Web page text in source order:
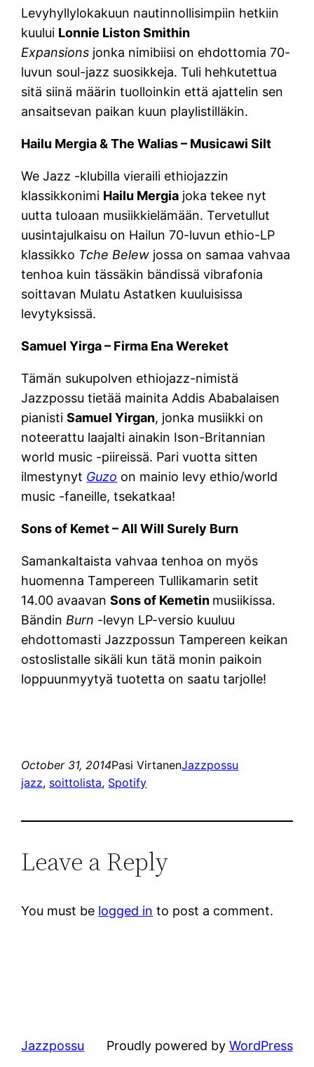
Levyhyllylokakuun nautinnollisimpiin hetkiin
kuului Lonnie Liston Smithin
Expansions jonka nimibiisi on ehdottomia 70-
luvun soul-jazz suosikkeja. Tuli hehkutettua
sitä siinä määrin tuolloinkin että ajattelin sen
ansaitsevan paikan kuun playlistilläkin.
Hailu Mergia & The Walias – Musicawi Silt
We Jazz -klubilla vieraili ethiojazzin
klassikkonimi Hailu Mergia joka tekee nyt
uutta tuloaan musiikkielämään. Tervetullut
uusintajulkaisu on Hailun 70-luvun ethio-LP
klassikko Tche Belew jossa on samaa vahvaa
tenhoa kuin tässäkin bändissä vibrafonia
soittavan Mulatu Astatken kuuluisissa
levytyksissä.
Samuel Yirga – Firma Ena Wereket
Tämän sukupolven ethiojazz-nimistä
Jazzpossu tietää mainita Addis Ababalaisen
pianistiSamuel Yirgan, jonka musiikki on
noteerattu laajalti ainakin Ison-Britannian
world music -piireissä. Pari vuotta sitten
ilmestynyt Guzo on mainio levy ethio/world
music -faneille, tsekatkaa!
Sons of Kemet – All Will Surely Burn
Samankaltaista vahvaa tenhoa on myös
huomenna Tampereen Tullikamarin setit
14.00 avaavanSons of Kemetin musiikissa.
Bändin Burn -levyn LP-versio kuuluu
ehdottomasti Jazzpossun Tampereen keikan
ostoslistalle sikäli kun tätä monin paikoin
loppuunmyytyä tuotetta on saatu tarjolle!
October 31, 2014Pasi VirtanenJazzpossu
jazz, soittolista, Spotify
Leave a Reply
You must be logged in to post a comment.
Jazzpossu Proudly powered by WordPress